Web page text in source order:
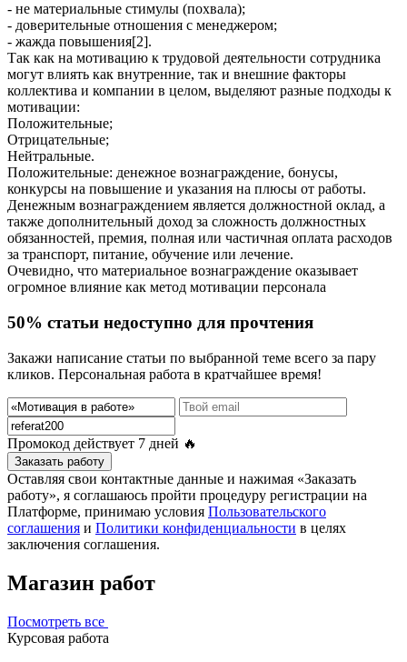
- не материальные стимулы (похвала);
- доверительные отношения с менеджером;
- жажда повышения[2].
Так как на мотивацию к трудовой деятельности сотрудника
могут влиять как внутренние, так и внешние факторы
коллектива и компании в целом, выделяют разные подходы к
мотивации:
Положительные;
Отрицательные;
Нейтральные.
Положительные: денежное вознаграждение, бонусы,
конкурсы на повышение и указания на плюсы от работы.
Денежным вознаграждением является должностной оклад, а
также дополнительный доход за сложность должностных
обязанностей, премия, полная или частичная оплата расходов
за транспорт, питание, обучение или лечение.
Очевидно, что материальное вознаграждение оказывает
огромное влияние как метод мотивации персонала
50% статьи недоступно для прочтения
Закажи написание статьи по выбранной теме всего за пару
кликов. Персональная работа в кратчайшее время!
Промокод действует 7 дней 🔥
Заказать работу
Оставляя свои контактные данные и нажимая «Заказать
работу», я соглашаюсь пройти процедуру регистрации на
Платформе, принимаю условия Пользовательского
соглашения и Политики конфиденциальности в целях
заключения соглашения.
Магазин работ
Посмотреть все
Курсовая работа